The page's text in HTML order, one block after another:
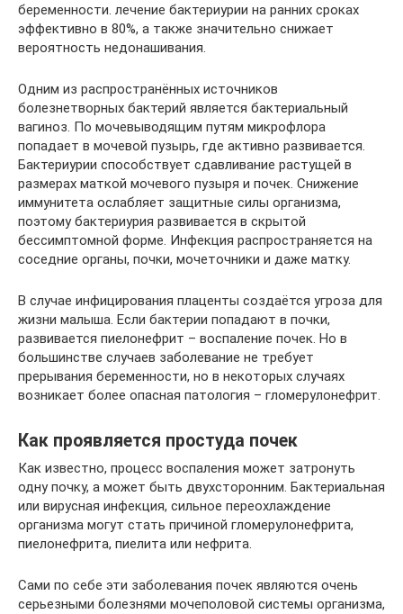
беременности. лечение бактериурии на ранних сроках
эффективно в 80%, а также значительно снижает
вероятность недонашивания.
Одним из распространённых источников
болезнетворных бактерий является бактериальный
вагиноз. По мочевыводящим путям микрофлора
попадает в мочевой пузырь, где активно развивается.
Бактериурии способствует сдавливание растущей в
размерах маткой мочевого пузыря и почек. Снижение
иммунитета ослабляет защитные силы организма,
поэтому бактериурия развивается в скрытой
бессимптомной форме. Инфекция распространяется на
соседние органы, почки, мочеточники и даже матку.
В случае инфицирования плаценты создаётся угроза для
жизни малыша. Если бактерии попадают в почки,
развивается пиелонефрит – воспаление почек. Но в
большинстве случаев заболевание не требует
прерывания беременности, но в некоторых случаях
возникает более опасная патология – гломерулонефрит.
Как проявляется простуда почек
Как известно, процесс воспаления может затронуть
одну почку, а может быть двухсторонним. Бактериальная
или вирусная инфекция, сильное переохлаждение
организма могут стать причиной гломерулонефрита,
пиелонефрита, пиелита или нефрита.
Сами по себе эти заболевания почек являются очень
серьезными болезнями мочеполовой системы организма,